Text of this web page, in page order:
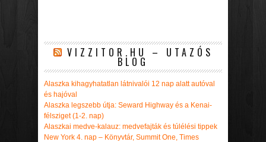
VIZZITOR.HU – UTAZÓS
BLOG
Alaszka kihagyhatatlan látnivalói 12 nap alatt autóval
és hajóval
Alaszka legszebb útja: Seward Highway és a Kenai-
félsziget (1-2. nap)
Alaszkai medve-kalauz: medvefajták és túlélési tippek
New York 4. nap – Könyvtár, Summit One, Times